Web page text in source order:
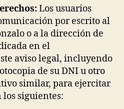
Los usuarios
por escrito al
o a la dirección de
en el
aviso legal, incluyendo
de su DNI u otro
similar, para ejercitar
los siguientes: